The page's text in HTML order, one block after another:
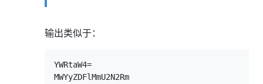
输出类似于：
YWRtaW4=